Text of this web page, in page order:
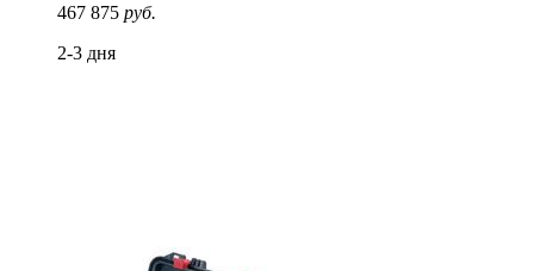
467 875 руб.
2-3 дня